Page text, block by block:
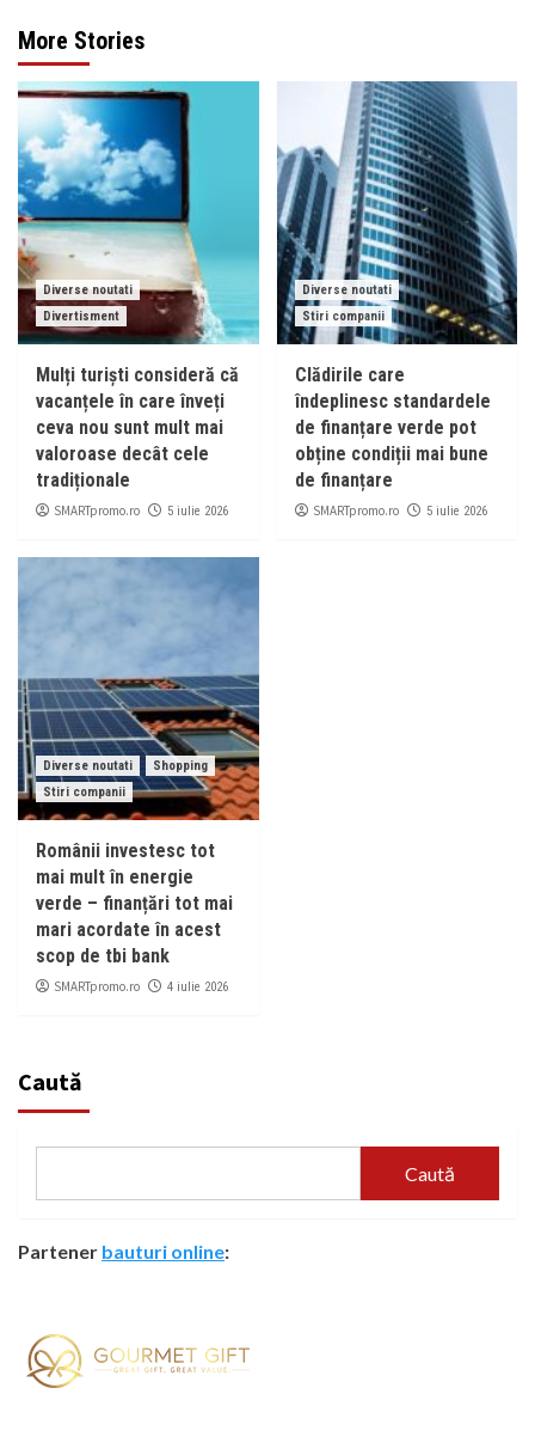
More Stories
Diverse noutati
Divertisment
Mulți turiști consideră că
vacanțele în care înveți
ceva nou sunt mult mai
valoroase decât cele
tradiționale
SMARTpromo.ro 5 iulie 2026
Diverse noutati
Stiri companii
Clădirile care
îndeplinesc standardele
de finanțare verde pot
obține condiții mai bune
de finanțare
SMARTpromo.ro 5 iulie 2026
Diverse noutati
Shopping
Stiri companii
Românii investesc tot
mai mult în energie
verde – finanțări tot mai
mari acordate în acest
scop de tbi bank
SMARTpromo.ro 4 iulie 2026
Caută
Caută
Partener bauturi online: